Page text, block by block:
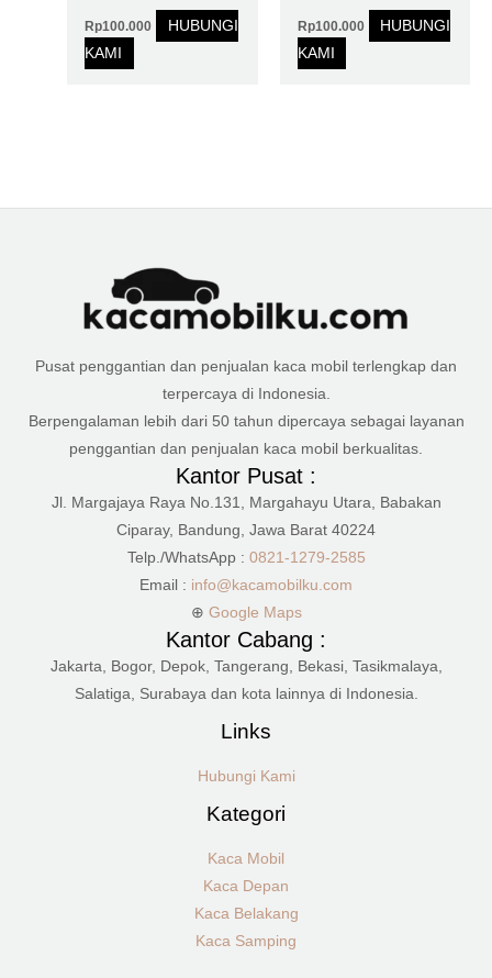
Rp100.000
HUBUNGI
KAMI
Rp100.000
HUBUNGI
KAMI
Pusat penggantian dan penjualan kaca mobil terlengkap dan
terpercaya di Indonesia.
Berpengalaman lebih dari 50 tahun dipercaya sebagai layanan
penggantian dan penjualan kaca mobil berkualitas.
Kantor Pusat :
Jl. Margajaya Raya No.131, Margahayu Utara, Babakan
Ciparay, Bandung, Jawa Barat 40224
Telp./WhatsApp : 0821-1279-2585
Email : info@kacamobilku.com
⊕ Google Maps
Kantor Cabang :
Jakarta, Bogor, Depok, Tangerang, Bekasi, Tasikmalaya,
Salatiga, Surabaya dan kota lainnya di Indonesia.
Links
Hubungi Kami
Kategori
Kaca Mobil
Kaca Depan
Kaca Belakang
Kaca Samping